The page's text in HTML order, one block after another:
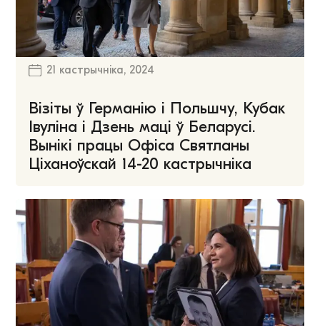
21 кастрычніка, 2024
Візіты ў Германію і Польшчу, Кубак
Івуліна і Дзень маці ў Беларусі.
Вынікі працы Офіса Святланы
Ціханоўскай 14-20 кастрычніка